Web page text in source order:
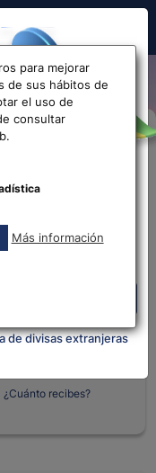
más
de divisas extranjeras
¿Qué moneda
Cantidad en
¿Cuánto recibes?
para mejorar
de sus hábitos de
el uso de
consultar
Más información